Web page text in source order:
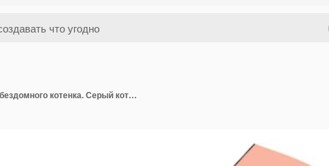
Огромная рука держит милого маленького бездомного котенка. Серый кот сидит под рукой, очаровательная векторная иллюстрация домашних животных. Домашние животные, усыновление, уход, концепция защиты баннера или целевой веб-страницы